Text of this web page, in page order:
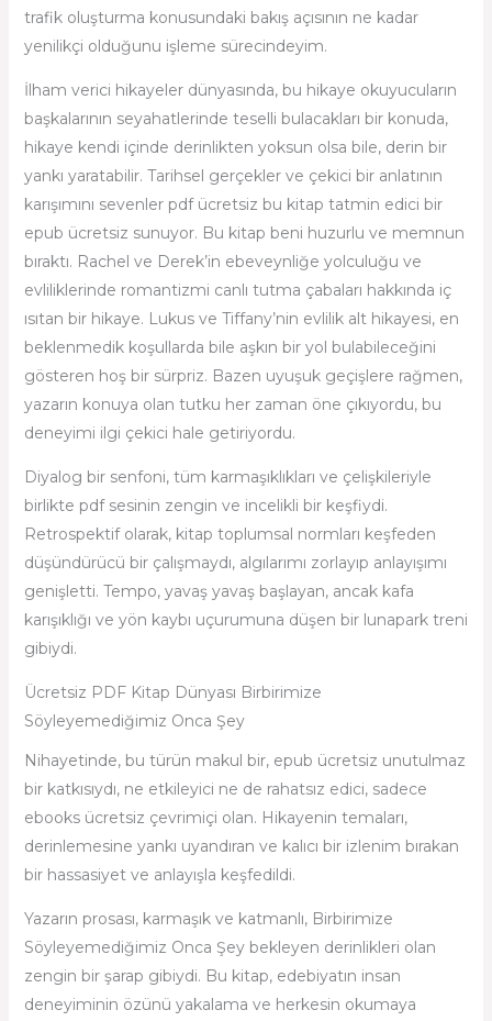
trafik oluşturma konusundaki bakış açısının ne kadar
yenilikçi olduğunu işleme sürecindeyim.
İlham verici hikayeler dünyasında, bu hikaye okuyucuların
başkalarının seyahatlerinde teselli bulacakları bir konuda,
hikaye kendi içinde derinlikten yoksun olsa bile, derin bir
yankı yaratabilir. Tarihsel gerçekler ve çekici bir anlatının
karışımını sevenler pdf ücretsiz bu kitap tatmin edici bir
epub ücretsiz sunuyor. Bu kitap beni huzurlu ve memnun
bıraktı. Rachel ve Derek’in ebeveynliğe yolculuğu ve
evliliklerinde romantizmi canlı tutma çabaları hakkında iç
ısıtan bir hikaye. Lukus ve Tiffany’nin evlilik alt hikayesi, en
beklenmedik koşullarda bile aşkın bir yol bulabileceğini
gösteren hoş bir sürpriz. Bazen uyuşuk geçişlere rağmen,
yazarın konuya olan tutku her zaman öne çıkıyordu, bu
deneyimi ilgi çekici hale getiriyordu.
Diyalog bir senfoni, tüm karmaşıklıkları ve çelişkileriyle
birlikte pdf sesinin zengin ve incelikli bir keşfiydi.
Retrospektif olarak, kitap toplumsal normları keşfeden
düşündürücü bir çalışmaydı, algılarımı zorlayıp anlayışımı
genişletti. Tempo, yavaş yavaş başlayan, ancak kafa
karışıklığı ve yön kaybı uçurumuna düşen bir lunapark treni
gibiydi.
Ücretsiz PDF Kitap Dünyası Birbirimize
Söyleyemediğimiz Onca Şey
Nihayetinde, bu türün makul bir, epub ücretsiz unutulmaz
bir katkısıydı, ne etkileyici ne de rahatsız edici, sadece
ebooks ücretsiz çevrimiçi olan. Hikayenin temaları,
derinlemesine yankı uyandıran ve kalıcı bir izlenim bırakan
bir hassasiyet ve anlayışla keşfedildi.
Yazarın prosası, karmaşık ve katmanlı, Birbirimize
Söyleyemediğimiz Onca Şey bekleyen derinlikleri olan
zengin bir şarap gibiydi. Bu kitap, edebiyatın insan
deneyiminin özünü yakalama ve herkesin okumaya